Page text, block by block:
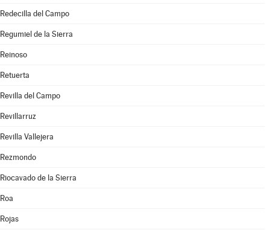
Redecilla del Campo
Regumiel de la Sierra
Reinoso
Retuerta
Revilla del Campo
Revillarruz
Revilla Vallejera
Rezmondo
Riocavado de la Sierra
Roa
Rojas